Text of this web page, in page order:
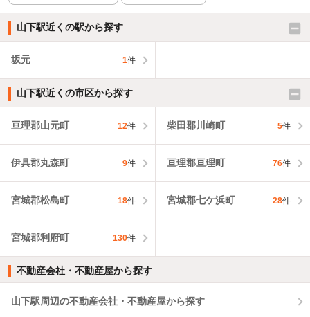
山下駅近くの駅から探す
坂元 1件
山下駅近くの市区から探す
亘理郡山元町 12件 柴田郡川崎町 5件
伊具郡丸森町 9件 亘理郡亘理町 76件
宮城郡松島町 18件 宮城郡七ケ浜町 28件
宮城郡利府町 130件
不動産会社・不動産屋から探す
山下駅周辺の不動産会社・不動産屋から探す